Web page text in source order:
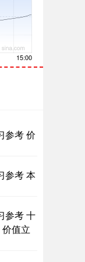
+1.35%
参考 价
参考 本
参考 十
值立